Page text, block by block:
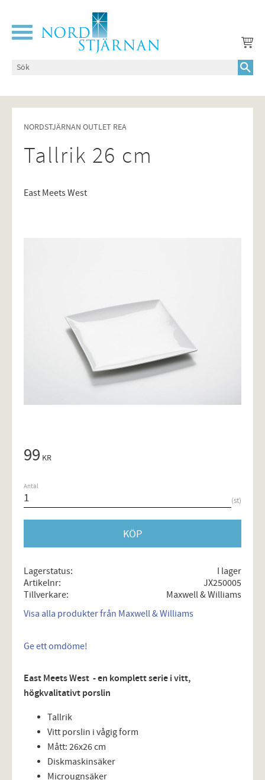
Meny
NORDSTJÄRNAN OUTLET REA
Tallrik 26 cm
East Meets West
99 KR
Antal
st
KÖP
Lagerstatus
I lager
Artikelnr
JX250005
Tillverkare
Maxwell & Williams
Visa alla produkter från Maxwell & Williams
Ge ett omdöme!
East Meets West - en komplett serie i vitt,
högkvalitativt porslin
Tallrik
Vitt porslin i vågig form
Mått: 26x26 cm
Diskmaskinsäker
Microugnsäker